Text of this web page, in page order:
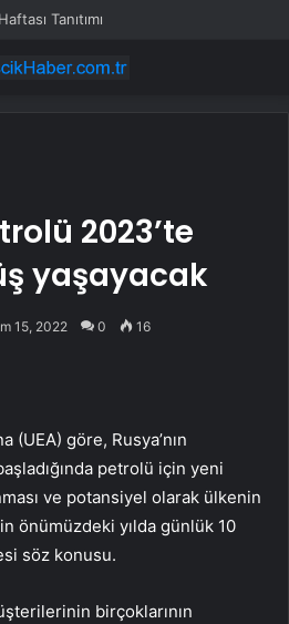
Tanıtımı
2023’te
yaşayacak
15, 2022 0 16
(UEA) göre, Rusya’nın
petrolü için yeni
ve potansiyel olarak ülkenin
önümüzdeki yılda günlük 10
söz konusu.
birçoklarının